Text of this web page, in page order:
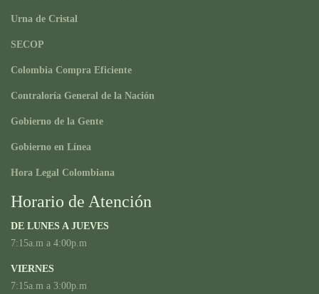
Urna de Cristal
SECOP
Colombia Compra Eficiente
Contraloría General de la Nación
Gobierno de la Gente
Gobierno en Línea
Hora Legal Colombiana
Horario de Atención
DE LUNES A JUEVES
7:15a.m a 4:00p.m
VIERNES
7:15a.m a 3:00p.m